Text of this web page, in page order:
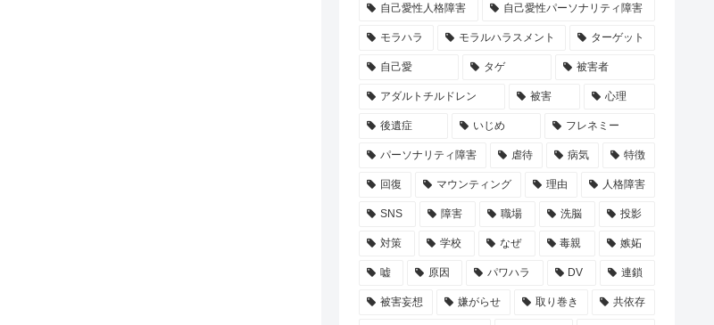
自己愛性人格障害 自己愛性パーソナリティ障害
モラハラ モラルハラスメント ターゲット
自己愛 タゲ 被害者
アダルトチルドレン 被害 心理
後遺症 いじめ フレネミー
パーソナリティ障害 虐待 病気 特徴
回復 マウンティング 理由 人格障害
SNS 障害 職場 洗脳 投影
対策 学校 なぜ 毒親 嫉妬
嘘 原因 パワハラ DV 連鎖
被害妄想 嫌がらせ 取り巻き 共依存